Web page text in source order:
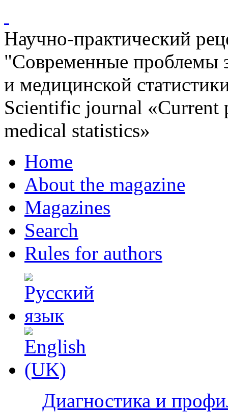
Научно-практический
"Современные проблемы
и медицинской
Scientific journal «Current
medical statistics»
Home
About the magazine
Magazines
Search
Rules for authors
Диагностика и